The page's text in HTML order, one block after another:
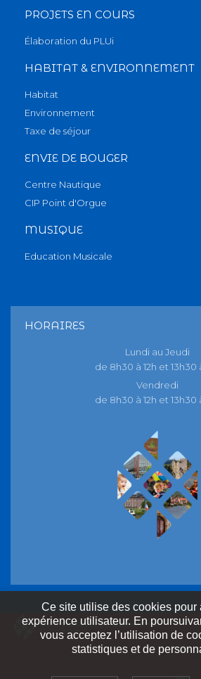
PROJETS EN COURS
Élaboration du PLUi
HABITAT & ENVIRONNEMENT
Habitat
Environnement
Taxe de séjour
ENVIE DE BOUGER
Centre Nautique
CIP Point d'Orgue
MUSIQUE
Education Musicale
HORAIRES
Lundi au Jeudi
de 8h30 à 12h et 13h30
Vendredi
de 8h30 à 12h et 13h30
Mentions LégalesContact
Ce site utilise des cookies pour
expérience utilisateur. En
vous acceptez l’utilisation de
statistiques et de